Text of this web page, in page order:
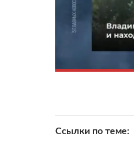
Ссылки по теме